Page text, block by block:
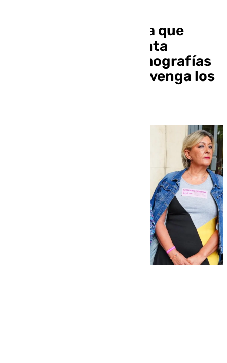
Amama pide a Fiscalía que
investigue la «presunta
destrucción» de mamografías
por el SAS y que intervenga los